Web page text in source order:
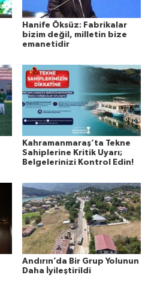
Hanife Öksüz: Fabrikalar
bizim değil, milletin bize
emanetidir
Kahramanmaraş’ta Tekne
Sahiplerine Kritik Uyarı;
Belgelerinizi Kontrol Edin!
Andırın’da Bir Grup Yolunun
Daha İyileştirildi